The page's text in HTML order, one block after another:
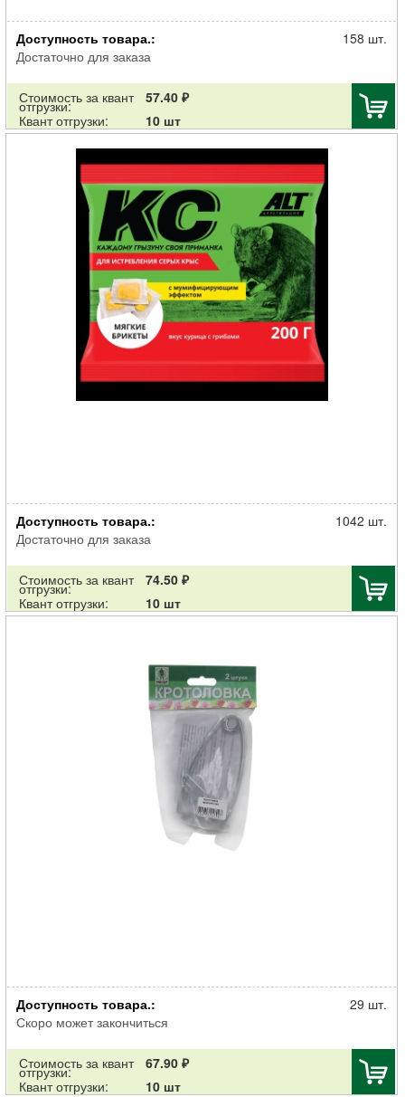
Родентицид АЛТ Мышиная отрава от всех видов мышей смесь
зерно и гранулы 200г
Доступность товара.:
Достаточно для заказа
158 шт.
Стоимость за квант
отгрузки:
57.40 ₽
Квант отгрузки:
10 шт
Родентицид АЛТ К_С от серых крыс тесто-брикет 200г
Доступность товара.:
Достаточно для заказа
1042 шт.
Стоимость за квант
отгрузки:
74.50 ₽
Квант отгрузки:
10 шт
Ловушка механическая ГРИН БЭЛТ для кротов проволочная 2шт
Доступность товара.:
Скоро может закончиться
29 шт.
Стоимость за квант
отгрузки:
67.90 ₽
Квант отгрузки:
10 шт